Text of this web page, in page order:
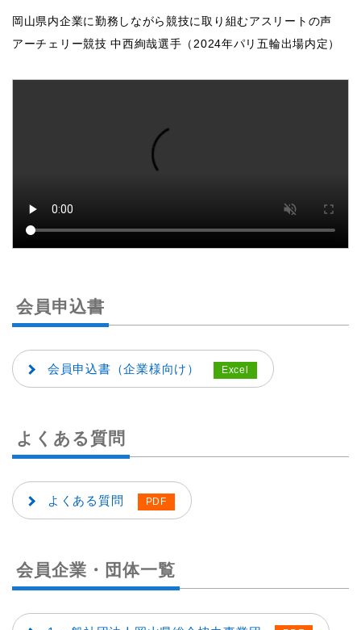
岡山県内企業に勤務しながら競技に取り組むアスリートの声
アーチェリー競技 中西絢哉選手（2024年パリ五輪出場内定）
会員申込書
会員申込書（企業様向け）
よくある質問
よくある質問
会員企業・団体一覧